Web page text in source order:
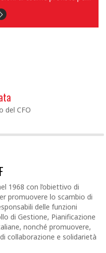
del CFO
1968 con l’obiettivo di
promuovere lo scambio di
delle funzioni
di Gestione, Pianificazione
nonché promuovere,
collaborazione e solidarietà